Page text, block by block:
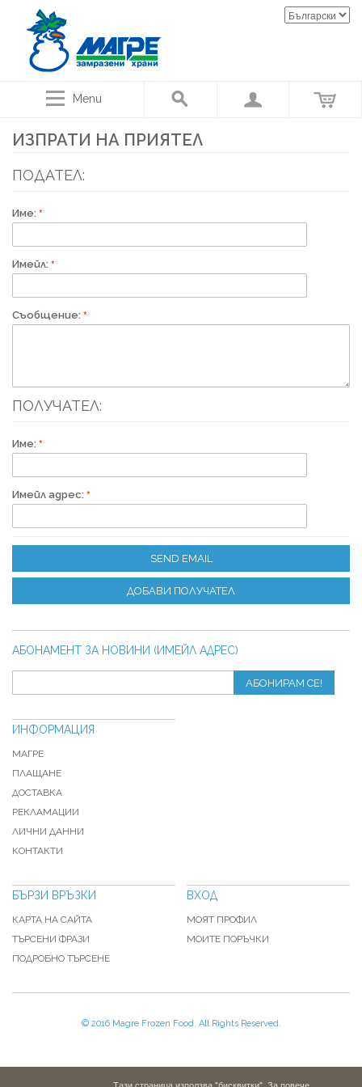
Menu
ИЗПРАТИ НА ПРИЯТЕЛ
ПОДАТЕЛ:
Име:
Имейл:
Съобщение:
ПОЛУЧАТЕЛ:
Име:
Имейл адрес:
SEND EMAIL
ДОБАВИ ПОЛУЧАТЕЛ
АБОНАМЕНТ ЗА НОВИНИ (ИМЕЙЛ АДРЕС)
АБОНИРАМ СЕ!
ИНФОРМАЦИЯ
МАГРЕ
ПЛАЩАНЕ
ДОСТАВКА
РЕКЛАМАЦИИ
ЛИЧНИ ДАННИ
КОНТАКТИ
БЪРЗИ ВРЪЗКИ
КАРТА НА САЙТА
ТЪРСЕНИ ФРАЗИ
ПОДРОБНО ТЪРСЕНЕ
ВХОД
МОЯТ ПРОФИЛ
МОИТЕ ПОРЪЧКИ
© 2016 Magre Frozen Food. All Rights Reserved.
Тази страница използва "бисквитки". За повече